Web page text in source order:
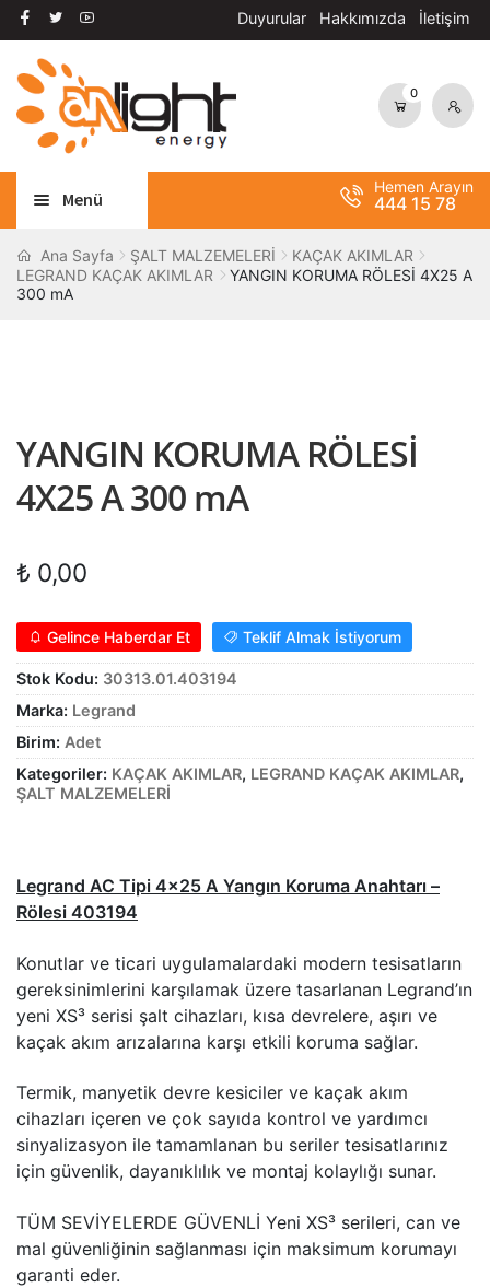
Duyurular Hakkımızda İletişim
Dolaşıma
geç
İçeriğe
geç
0
Menü
AYDINLATMA
OTOMASYON
BANT / YAPIŞTIRICILAR
ŞALT MALZEMELERİ
KABLO
SARF MALZEME
PANOLAR
Alt
ASPİRATÖRLER
Hemen Arayın
444 15 78
Ana Sayfa ŞALT MALZEMELERİ
KAÇAK AKIMLAR
LEGRAND KAÇAK AKIMLAR
YANGIN KORUMA RÖLESİ 4X25 A
300 mA
YANGIN KORUMA RÖLESİ
4X25 A 300 mA
₺ 0,00
Gelince Haberdar Et Teklif Almak İstiyorum
Stok Kodu: 30313.01.403194
Marka: Legrand
Birim: Adet
Kategoriler: KAÇAK AKIMLAR, LEGRAND KAÇAK AKIMLAR,
ŞALT MALZEMELERİ
Legrand AC Tipi 4×25 A Yangın Koruma Anahtarı –
Rölesi 403194
Konutlar ve ticari uygulamalardaki modern tesisatların
gereksinimlerini karşılamak üzere tasarlanan Legrand’ın
yeni XS³ serisi şalt cihazları, kısa devrelere, aşırı ve
kaçak akım arızalarına karşı etkili koruma sağlar.
Termik, manyetik devre kesiciler ve kaçak akım
cihazları içeren ve çok sayıda kontrol ve yardımcı
sinyalizasyon ile tamamlanan bu seriler tesisatlarınız
için güvenlik, dayanıklılık ve montaj kolaylığı sunar.
TÜM SEVİYELERDE GÜVENLİ Yeni XS³ serileri, can ve
mal güvenliğinin sağlanması için maksimum korumayı
garanti eder.